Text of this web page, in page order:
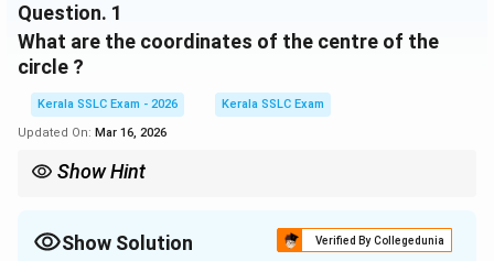
Question. 1
What are the coordinates of the centre of the
circle ?
Kerala SSLC Exam - 2026
Kerala SSLC Exam
Updated On: Mar 16, 2026
Show Hint
coordinates and the average of the y-coordinates.
Show Solution Verified By Collegedunia